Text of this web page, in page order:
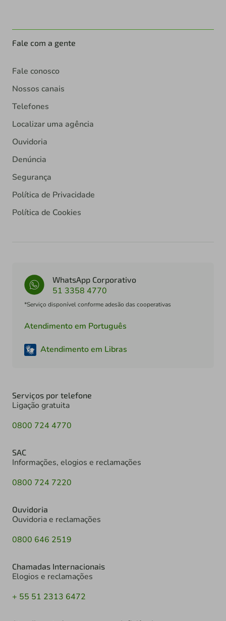
Fale com a gente
Fale conosco
Nossos canais
Telefones
Localizar uma agência
Ouvidoria
Denúncia
Segurança
Política de Privacidade
Política de Cookies
WhatsApp Corporativo
51 3358 4770
*Serviço disponível conforme adesão das cooperativas
Atendimento em Português
Atendimento em Libras
Serviços por telefone
Ligação gratuita
0800 724 4770
SAC
Informações, elogios e reclamações
0800 724 7220
Ouvidoria
Ouvidoria e reclamações
0800 646 2519
Chamadas Internacionais
Elogios e reclamações
+ 55 51 2313 6472